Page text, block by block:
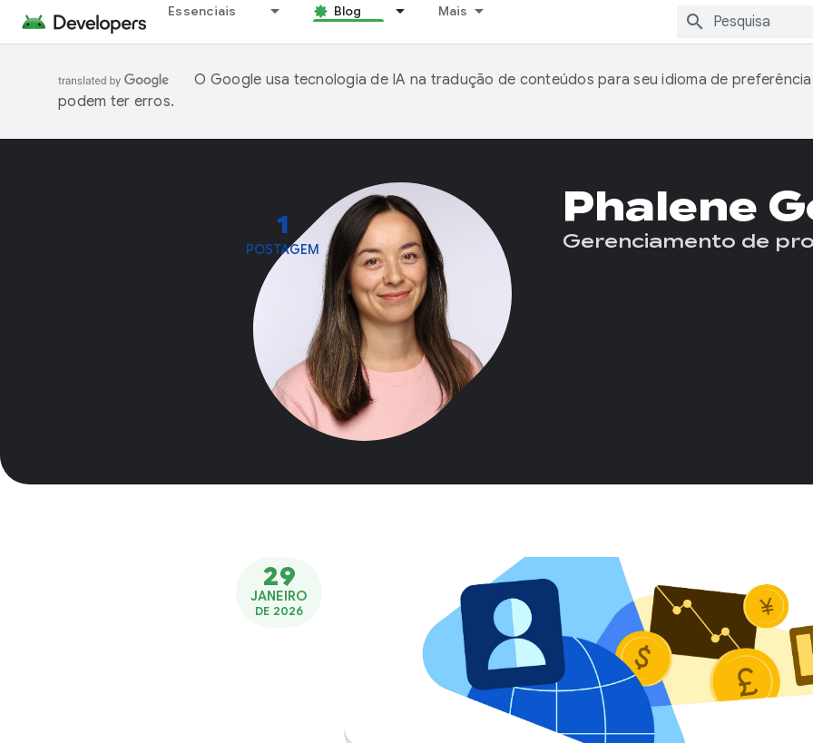
Essenciais Blog Mais
O Google usa tecnologia de IA na tradução de conteúdos para seu idioma de
podem ter erros.
1
POSTAGEM
Phalene
Gerenciamento de
29
JANEIRO
DE 2026